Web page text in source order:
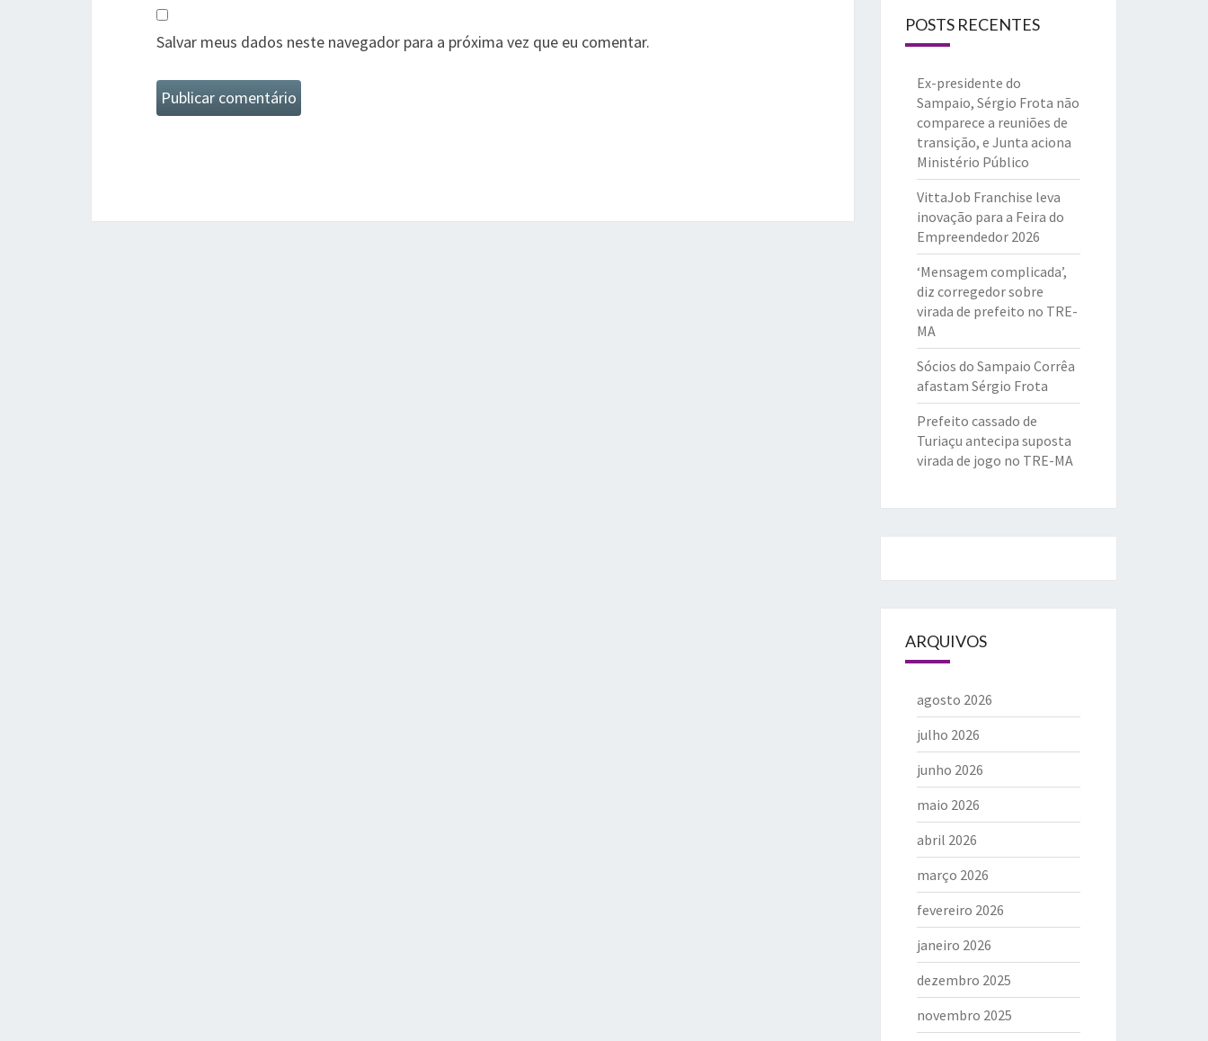
Salvar meus dados neste navegador para a próxima vez que eu comentar.
POSTS RECENTES
Ex-presidente do
Sampaio, Sérgio Frota não
comparece a reuniões de
transição, e Junta aciona
Ministério Público
VittaJob Franchise leva
inovação para a Feira do
Empreendedor 2026
‘Mensagem complicada’,
diz corregedor sobre
virada de prefeito no TRE-
MA
Sócios do Sampaio Corrêa
afastam Sérgio Frota
Prefeito cassado de
Turiaçu antecipa suposta
virada de jogo no TRE-MA
ARQUIVOS
agosto 2026
julho 2026
junho 2026
maio 2026
abril 2026
março 2026
fevereiro 2026
janeiro 2026
dezembro 2025
novembro 2025